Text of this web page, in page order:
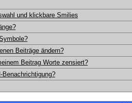
und klickbare Smilies
Beiträge ändern?
Beitrag Worte zensiert?